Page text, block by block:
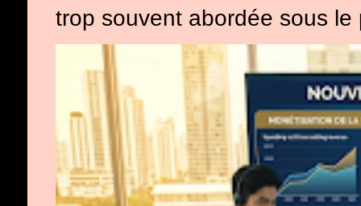
trop souvent abordée sous